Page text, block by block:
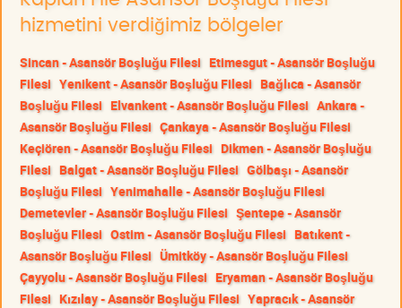
hizmetini verdiğimiz bölgeler
Sincan - Asansör Boşluğu Filesi Etimesgut - Asansör Boşluğu
Filesi Yenikent - Asansör Boşluğu Filesi Bağlıca - Asansör
Boşluğu Filesi Elvankent - Asansör Boşluğu Filesi Ankara -
Asansör Boşluğu Filesi Çankaya - Asansör Boşluğu Filesi
Keçiören - Asansör Boşluğu Filesi Dikmen - Asansör Boşluğu
Filesi Balgat - Asansör Boşluğu Filesi Gölbaşı - Asansör
Boşluğu Filesi Yenimahalle - Asansör Boşluğu Filesi
Demetevler - Asansör Boşluğu Filesi Şentepe - Asansör
Boşluğu Filesi Ostim - Asansör Boşluğu Filesi Batıkent -
Asansör Boşluğu Filesi Ümitköy - Asansör Boşluğu Filesi
Çayyolu - Asansör Boşluğu Filesi Eryaman - Asansör Boşluğu
Filesi Kızılay - Asansör Boşluğu Filesi Yapracık - Asansör